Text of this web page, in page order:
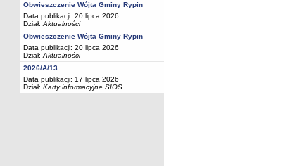
Obwieszczenie Wójta Gminy Rypin
Data publikacji: 20 lipca 2026
Dział: Aktualności
Obwieszczenie Wójta Gminy Rypin
Data publikacji: 20 lipca 2026
Dział: Aktualności
2026/A/13
Data publikacji: 17 lipca 2026
Dział: Karty informacyjne SIOS